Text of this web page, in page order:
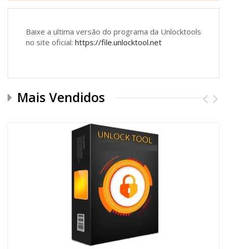
Baixe a ultima versão do programa da Unlocktools
no site oficial: https://file.unlocktool.net
Mais Vendidos